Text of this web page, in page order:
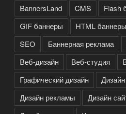
BannersLand CMS
Flash
GIF баннеры
HTML баннеры
SEO
Баннерная реклама
Веб-дизайн
Веб-студия
Графический дизайн
Дизайн рекламы
Дизайн